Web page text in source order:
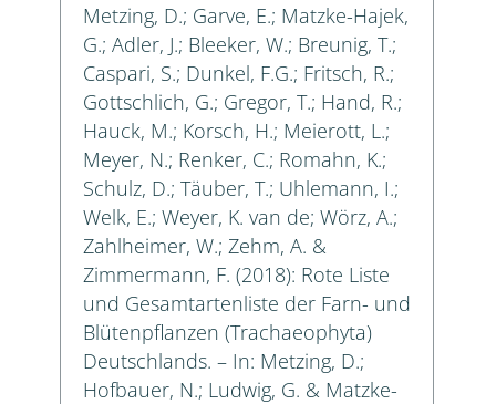
Metzing, D.; Garve, E.; Matzke-Hajek,
G.; Adler, J.; Bleeker, W.; Breunig, T.;
Caspari, S.; Dunkel, F.G.; Fritsch, R.;
Gottschlich, G.; Gregor, T.; Hand, R.;
Hauck, M.; Korsch, H.; Meierott, L.;
Meyer, N.; Renker, C.; Romahn, K.;
Schulz, D.; Täuber, T.; Uhlemann, I.;
Welk, E.; Weyer, K. van de; Wörz, A.;
Zahlheimer, W.; Zehm, A. &
Zimmermann, F. (2018): Rote Liste
und Gesamtartenliste der Farn- und
Blütenpflanzen (Trachaeophyta)
Deutschlands. – In: Metzing, D.;
Hofbauer, N.; Ludwig, G. & Matzke-